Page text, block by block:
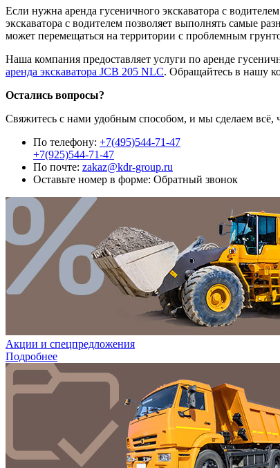
Если нужна аренда гусеничного экскаватора с
экскаватора с водителем позволяет выполнять самые
может перемещаться на территории с проблемным
Наша компания предоставляет услуги по аренде
аренда экскаватора JCB 205 NLC. Обращайтесь в нашу
Остались вопросы?
Свяжитесь с нами удобным способом, и мы сделаем
По телефону: +7(495)544-71-47
+7(925)544-71-47
По почте: zakaz@kdr-group.ru
Оставьте номер в форме: Обратный звонок
Акции и спецпредложения
Подробнее